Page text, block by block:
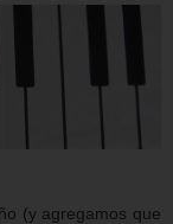
(y agregamos que